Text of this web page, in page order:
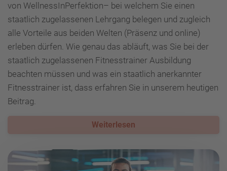
von WellnessInPerfektion– bei welchem Sie einen
staatlich zugelassenen Lehrgang belegen und zugleich
alle Vorteile aus beiden Welten (Präsenz und online)
erleben dürfen. Wie genau das abläuft, was Sie bei der
staatlich zugelassenen Fitnesstrainer Ausbildung
beachten müssen und was ein staatlich anerkannter
Fitnesstrainer ist, dass erfahren Sie in unserem heutigen
Beitrag.
Weiterlesen